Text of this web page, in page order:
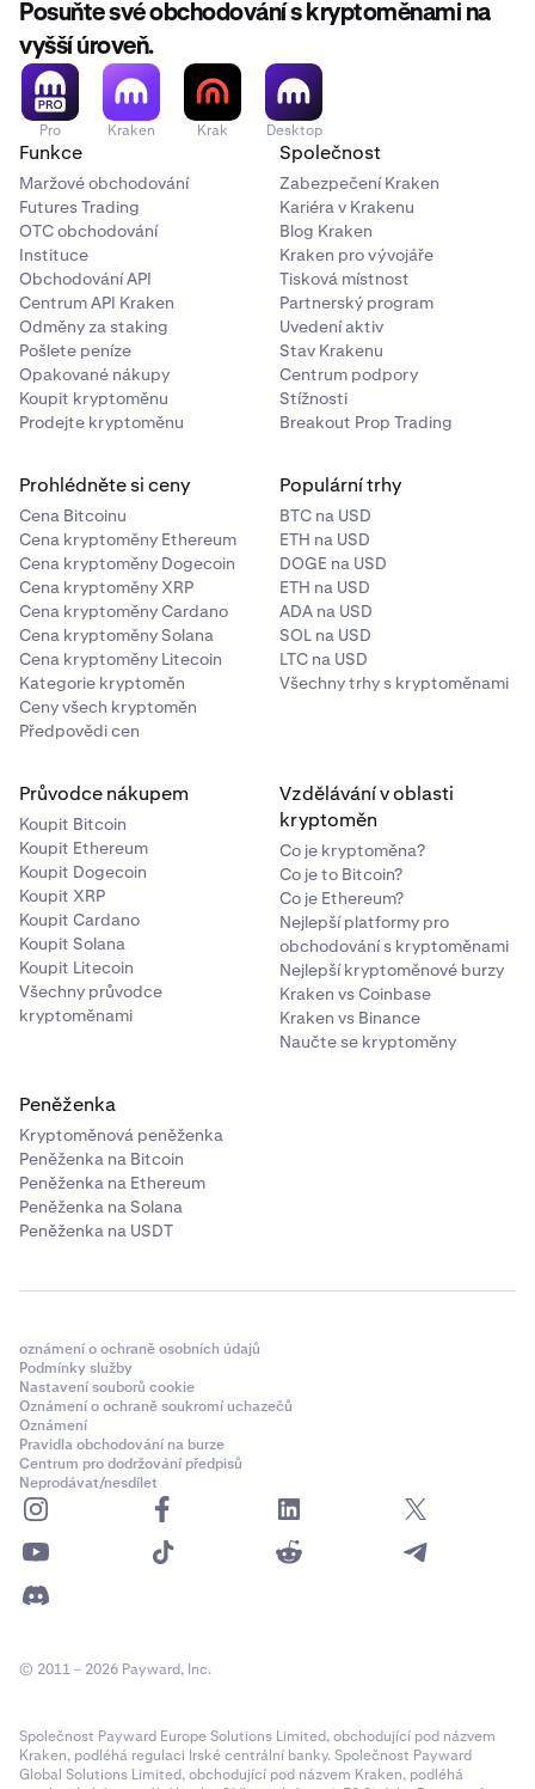
Posuňte své obchodování s kryptoměnami na
vyšší úroveň.
Pro Kraken Krak Desktop
Funkce
Maržové obchodování
Futures Trading
OTC obchodování
Instituce
Obchodování API
Centrum API Kraken
Odměny za staking
Pošlete peníze
Opakované nákupy
Koupit kryptoměnu
Prodejte kryptoměnu
Společnost
Zabezpečení Kraken
Kariéra v Krakenu
Blog Kraken
Kraken pro vývojáře
Tisková místnost
Partnerský program
Uvedení aktiv
Stav Krakenu
Centrum podpory
Stížnosti
Breakout Prop Trading
Prohlédněte si ceny
Cena Bitcoinu
Cena kryptoměny Ethereum
Cena kryptoměny Dogecoin
Cena kryptoměny XRP
Cena kryptoměny Cardano
Cena kryptoměny Solana
Cena kryptoměny Litecoin
Kategorie kryptoměn
Ceny všech kryptoměn
Předpovědi cen
Populární trhy
BTC na USD
ETH na USD
DOGE na USD
ETH na USD
ADA na USD
SOL na USD
LTC na USD
Všechny trhy s kryptoměnami
Průvodce nákupem
Koupit Bitcoin
Koupit Ethereum
Koupit Dogecoin
Koupit XRP
Koupit Cardano
Koupit Solana
Koupit Litecoin
Všechny průvodce
kryptoměnami
Vzdělávání v oblasti
kryptoměn
Co je kryptoměna?
Co je to Bitcoin?
Co je Ethereum?
Nejlepší platformy pro
obchodování s kryptoměnami
Nejlepší kryptoměnové burzy
Kraken vs Coinbase
Kraken vs Binance
Naučte se kryptoměny
Peněženka
Kryptoměnová peněženka
Peněženka na Bitcoin
Peněženka na Ethereum
Peněženka na Solana
Peněženka na USDT
oznámení o ochraně osobních údajů
Podmínky služby
Nastavení souborů cookie
Oznámení o ochraně soukromí uchazečů
Oznámení
Pravidla obchodování na burze
Centrum pro dodržování předpisů
Neprodávat/nesdílet
© 2011 – 2026 Payward, Inc.
Společnost Payward Europe Solutions Limited, obchodující pod názvem
Kraken, podléhá regulaci Irské centrální banky. Společnost Payward
Global Solutions Limited, obchodující pod názvem Kraken, podléhá